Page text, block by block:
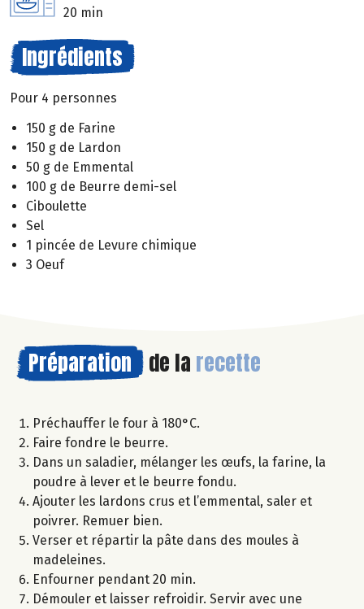
20 min
Ingrédients
Pour 4 personnes
150 g de Farine
150 g de Lardon
50 g de Emmental
100 g de Beurre demi-sel
Ciboulette
Sel
1 pincée de Levure chimique
3 Oeuf
Préparation de la recette
Préchauffer le four à 180°C.
Faire fondre le beurre.
Dans un saladier, mélanger les œufs, la farine, la
poudre à lever et le beurre fondu.
Ajouter les lardons crus et l’emmental, saler et
poivrer. Remuer bien.
Verser et répartir la pâte dans des moules à
madeleines.
Enfourner pendant 20 min.
Démouler et laisser refroidir. Servir avec une